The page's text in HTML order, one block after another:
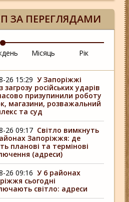
ЗА ПЕРЕГЛЯДАМИ
Місяць Рік
26 15:29 У Запоріжжі
загрозу російських ударів
призупинили роботу
магазини, розважальний
та суд
26 09:17 Світло вимкнуть
Запоріжжя: де
планові та термінові
(адреси)
26 09:16 У 6 районах
сьогодні
світло: адреси